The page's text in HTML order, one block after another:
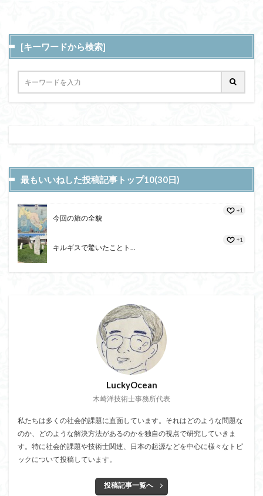
[キーワードから検索]
最もいいねした投稿記事トップ10(30日)
今回の旅の全貌
+1
キルギスで驚いたことト...
+1
LuckyOcean
木崎洋技術士事務所代表
私たちは多くの社会的課題に直面しています。それはどのような問題な
のか、どのような解決方法があるのかを独自の視点で研究していきま
す。特に社会的課題や技術士関連、日本の起源などを中心に様々なトピ
ックについて投稿しています。
投稿記事一覧へ